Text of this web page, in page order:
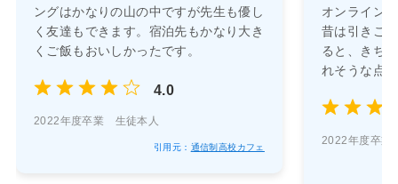
ングはかなりの山の中ですが先生も優し
く友達もできます。宿泊先もかなり大き
くご飯もおいしかったです。
4.0
2022年度卒業 生徒本人
引用元： 通信制高校カフェ
オンライン
昔は引きこ
ると、きち
れそうな点
2022年度卒